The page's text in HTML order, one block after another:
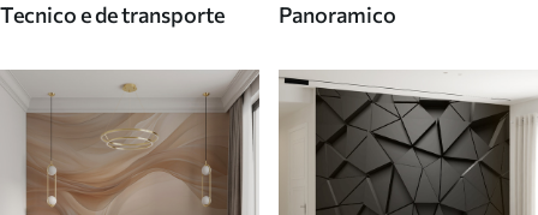
Tecnico e de transporte Panoramico